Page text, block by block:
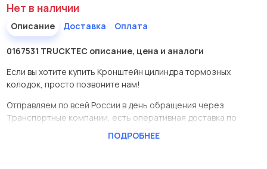
Нет в наличии
Описание Доставка Оплата
0167531 TRUCKTEC описание, цена и аналоги
Если вы хотите купить Кронштейн цилиндра тормозных
колодок, просто позвоните нам!
Отправляем по всей России в день обращения через
Транспортные компании, есть оперативная доставка по
ПОДРОБНЕЕ